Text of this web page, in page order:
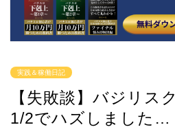
実践＆稼働日記
【失敗談】バジリス
1/2でハズしました…